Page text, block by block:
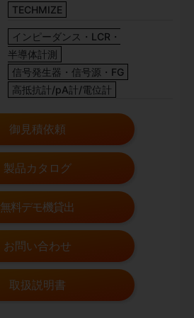
TECHMIZE
インピーダンス・LCR・
半導体計測
信号発生器・信号源・FG
高抵抗計/pA計/電位計
御見積依頼
製品カタログ
無料デモ機貸出
お問い合わせ
取扱説明書